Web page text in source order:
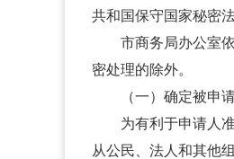
共和国保守国家秘密
市商务局办公室依
密处理的除外。
（一）确定被申请
为有利于申请人准
从公民、法人和其他